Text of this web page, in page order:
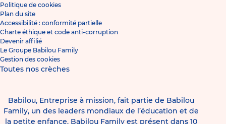
Politique de cookies
Plan du site
Accessibilité : conformité partielle
Charte éthique et code anti-corruption
Devenir affilié
Le Groupe Babilou Family
Gestion des cookies
Toutes nos crèches
Babilou, Entreprise à mission, fait partie de Babilou
Family, un des leaders mondiaux de l’éducation et de
la petite enfance. Babilou Family est présent dans 10